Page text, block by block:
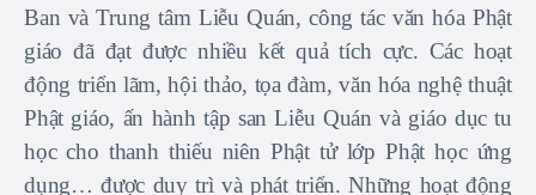
Ban và Trung tâm Liễu Quán, công tác văn hóa Phật
giáo đã đạt được nhiều kết quả tích cực. Các hoạt
động triển lãm, hội thảo, tọa đàm, văn hóa nghệ thuật
Phật giáo, ấn hành tập san Liễu Quán và giáo dục tu
học cho thanh thiếu niên Phật tử lớp Phật học ứng
dụng… được duy trì và phát triển. Những hoạt động